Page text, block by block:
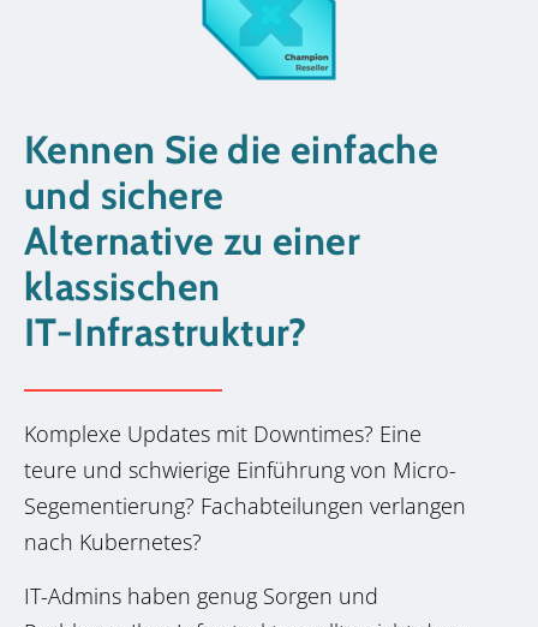
Kennen Sie die einfache
und sichere
Alternative zu einer
klassischen
IT-Infrastruktur?
Komplexe Updates mit Downtimes? Eine
teure und schwierige Einführung von Micro-
Segementierung? Fachabteilungen verlangen
nach Kubernetes?
IT-Admins haben genug Sorgen und